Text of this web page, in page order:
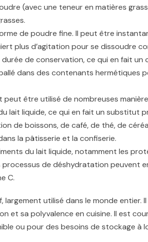
(avec une teneur en matières
de poudre fine. Il peut être
plus d’agitation pour se dissoudre
de conservation, ce qui en fait un
dans des contenants hermétiques
être utilisé de nombreuses
lait liquide, ce qui en fait un substitut
de boissons, de café, de thé, de
la pâtisserie et la confiserie.
du lait liquide, notamment les
de déshydratation peuvent
C.
utilisé dans le monde entier.
et sa polyvalence en cuisine. Il est
ou pour des besoins de stockage à